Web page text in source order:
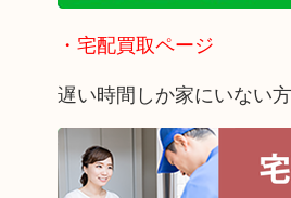
・宅配買取ページ
遅い時間しか家にいない